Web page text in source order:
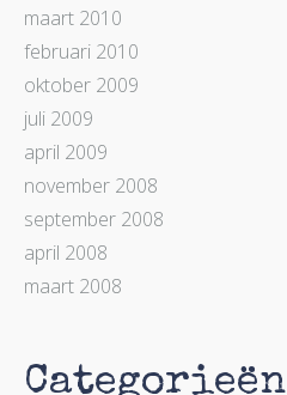
maart 2010
februari 2010
oktober 2009
juli 2009
april 2009
november 2008
september 2008
april 2008
maart 2008
Categorieën